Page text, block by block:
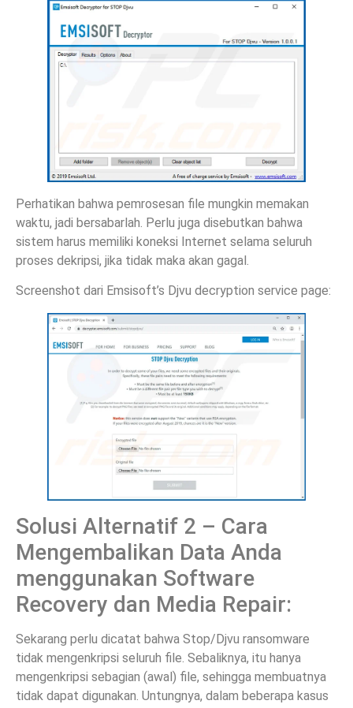
Perhatikan bahwa pemrosesan file mungkin memakan
waktu, jadi bersabarlah. Perlu juga disebutkan bahwa
sistem harus memiliki koneksi Internet selama seluruh
proses dekripsi, jika tidak maka akan gagal.
Screenshot dari Emsisoft’s Djvu decryption service page:
Solusi Alternatif 2 – Cara
Mengembalikan Data Anda
menggunakan Software
Recovery dan Media Repair:
Sekarang perlu dicatat bahwa Stop/Djvu ransomware
tidak mengenkripsi seluruh file. Sebaliknya, itu hanya
mengenkripsi sebagian (awal) file, sehingga membuatnya
tidak dapat digunakan. Untungnya, dalam beberapa kasus